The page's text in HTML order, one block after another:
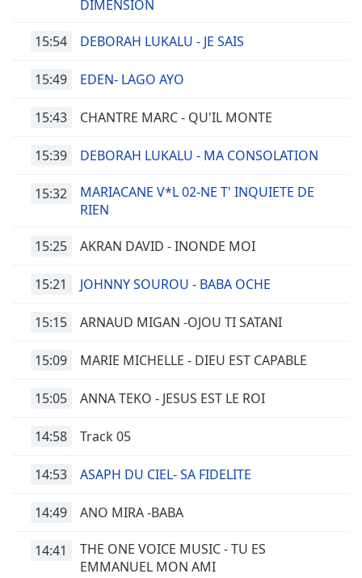
DIMENSION
15:54 DEBORAH LUKALU - JE SAIS
15:49 EDEN- LAGO AYO
15:43 CHANTRE MARC - QU'IL MONTE
15:39 DEBORAH LUKALU - MA CONSOLATION
15:32
MARIACANE V*L 02-NE T' INQUIETE DE
RIEN
15:25 AKRAN DAVID - INONDE MOI
15:21 JOHNNY SOUROU - BABA OCHE
15:15 ARNAUD MIGAN -OJOU TI SATANI
15:09 MARIE MICHELLE - DIEU EST CAPABLE
15:05 ANNA TEKO - JESUS EST LE ROI
14:58 Track 05
14:53 ASAPH DU CIEL- SA FIDELITE
14:49 ANO MIRA -BABA
14:41
THE ONE VOICE MUSIC - TU ES
EMMANUEL MON AMI